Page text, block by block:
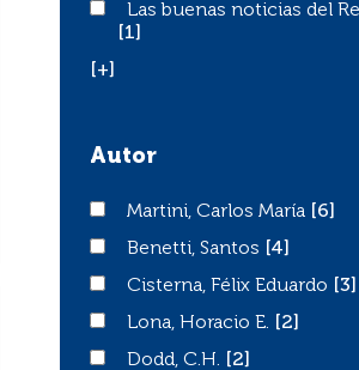
Las buenas noticias del Reino
Las buenas noticias del
[1]
[+]
Autor
Martini, Carlos María
Martini, Carlos María
[6]
Benetti, Santos
Benetti, Santos
[4]
Cisterna, Félix Eduardo
Cisterna, Félix Eduardo
[3]
Lona, Horacio E.
Lona, Horacio E.
[2]
Dodd, C.H.
Dodd, C.H.
[2]